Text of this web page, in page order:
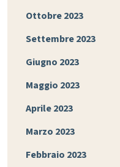
Ottobre 2023
Settembre 2023
Giugno 2023
Maggio 2023
Aprile 2023
Marzo 2023
Febbraio 2023